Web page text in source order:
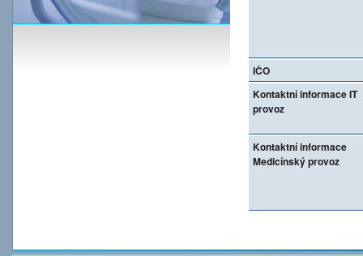
IČO
Kontaktní informace IT
provoz
Kontaktní informace
Medicínský provoz